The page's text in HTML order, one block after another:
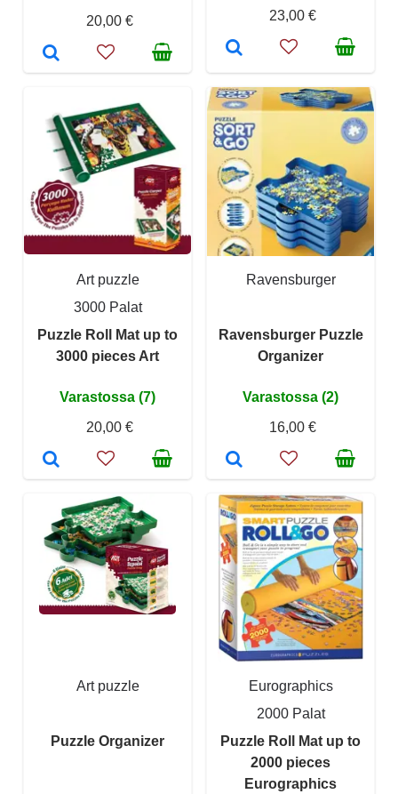
20,00 € 23,00 €
Art puzzle
3000 Palat
Puzzle Roll Mat up to
3000 pieces Art
Varastossa (7)
20,00 €
Ravensburger
Ravensburger Puzzle
Organizer
Varastossa (2)
16,00 €
Art puzzle
Puzzle Organizer
Eurographics
2000 Palat
Puzzle Roll Mat up to
2000 pieces
Eurographics